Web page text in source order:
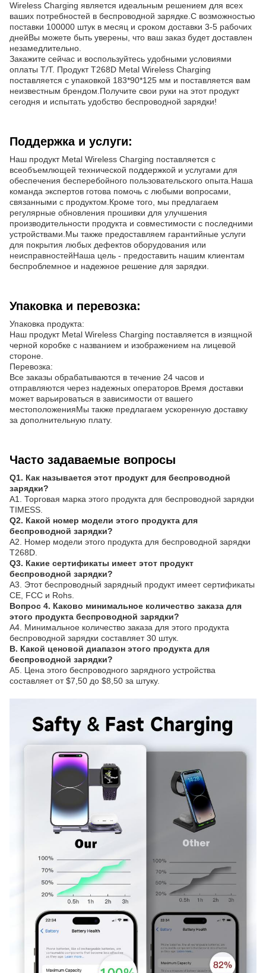
Wireless Charging является идеальным решением для всех
ваших потребностей в беспроводной зарядке.С возможностью
поставки 100000 штук в месяц и сроком доставки 3-5 рабочих
днейВы можете быть уверены, что ваш заказ будет доставлен
незамедлительно.
Закажите сейчас и воспользуйтесь удобными условиями
оплаты T/T. Продукт T268D Metal Wireless Charging
поставляется с упаковкой 183*90*125 мм и поставляется вам
неизвестным брендом.Получите свои руки на этот продукт
сегодня и испытать удобство беспроводной зарядки!
Поддержка и услуги:
Наш продукт Metal Wireless Charging поставляется с
всеобъемлющей технической поддержкой и услугами для
обеспечения бесперебойного пользовательского опыта.Наша
команда экспертов готова помочь с любыми вопросами,
связанными с продуктом.Кроме того, мы предлагаем
регулярные обновления прошивки для улучшения
производительности продукта и совместимости с последними
устройствами.Мы также предоставляем гарантийные услуги
для покрытия любых дефектов оборудования или
неисправностейНаша цель - предоставить нашим клиентам
беспроблемное и надежное решение для зарядки.
Упаковка и перевозка:
Упаковка продукта:
Наш продукт Metal Wireless Charging поставляется в изящной
черной коробке с названием и изображением на лицевой
стороне.
Перевозка:
Все заказы обрабатываются в течение 24 часов и
отправляются через надежных операторов.Время доставки
может варьироваться в зависимости от вашего
местоположенияМы также предлагаем ускоренную доставку
за дополнительную плату.
Часто задаваемые вопросы
Q1. Как называется этот продукт для беспроводной
зарядки?
A1. Торговая марка этого продукта для беспроводной зарядки
TIMESS.
Q2. Какой номер модели этого продукта для
беспроводной зарядки?
A2. Номер модели этого продукта для беспроводной зарядки
T268D.
Q3. Какие сертификаты имеет этот продукт
беспроводной зарядки?
A3. Этот беспроводный зарядный продукт имеет сертификаты
CE, FCC и Rohs.
Вопрос 4. Каково минимальное количество заказа для
этого продукта беспроводной зарядки?
A4. Минимальное количество заказа для этого продукта
беспроводной зарядки составляет 30 штук.
В. Какой ценовой диапазон этого продукта для
беспроводной зарядки?
A5. Цена этого беспроводного зарядного устройства
составляет от $7,50 до $8,50 за штуку.